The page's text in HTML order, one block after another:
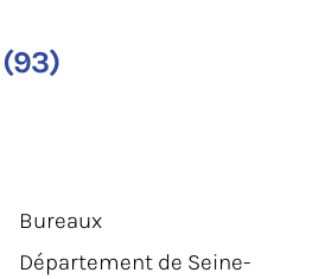
Bureaux
Département de Seine-